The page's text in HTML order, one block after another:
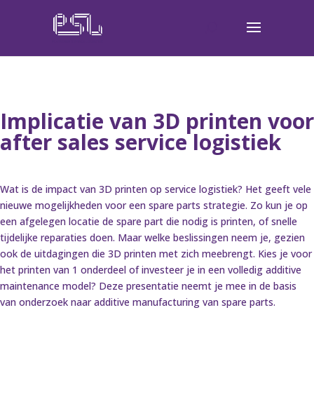
Implicatie van 3D printen voor
after sales service logistiek
Wat is de impact van 3D printen op service logistiek? Het geeft vele
nieuwe mogelijkheden voor een spare parts strategie. Zo kun je op
een afgelegen locatie de spare part die nodig is printen, of snelle
tijdelijke reparaties doen. Maar welke beslissingen neem je, gezien
ook de uitdagingen die 3D printen met zich meebrengt. Kies je voor
het printen van 1 onderdeel of investeer je in een volledig additive
maintenance model? Deze presentatie neemt je mee in de basis
van onderzoek naar additive manufacturing van spare parts.